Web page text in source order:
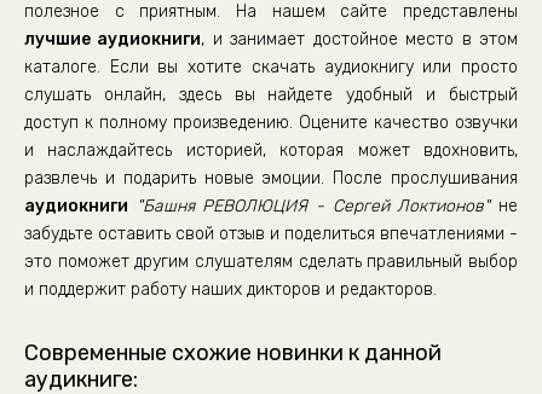
полезное с приятным. На нашем сайте представлены
лучшие аудиокниги, и занимает достойное место в этом
каталоге. Если вы хотите скачать аудиокнигу или просто
слушать онлайн, здесь вы найдете удобный и быстрый
доступ к полному произведению. Оцените качество озвучки
и наслаждайтесь историей, которая может вдохновить,
развлечь и подарить новые эмоции. После прослушивания
аудиокниги
"Башня РЕВОЛЮЦИЯ - Сергей Локтионов"не
забудьте оставить свой отзыв и поделиться впечатлениями -
это поможет другим слушателям сделать правильный выбор
и поддержит работу наших дикторов и редакторов.
Современные схожие новинки к данной
аудикниге: